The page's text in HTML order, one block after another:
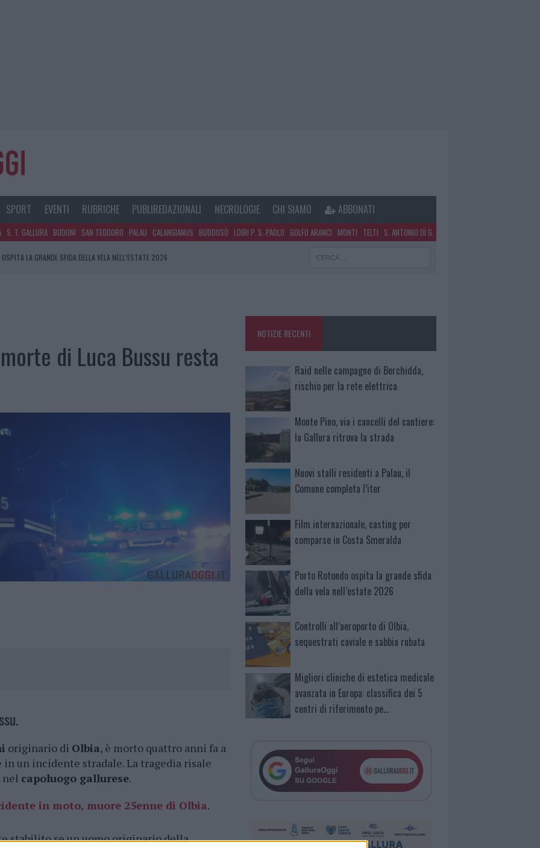
SPORT EVENTI RUBRICHE PUBLIREDAZIONALI NECROLOGIE CHI SIAMO ABBONATI
S. T. GALLURA BUDONI SAN TEODORO PALAU CALANGIANUS BUDDUSÒ LOIRI P. S. PAOLO GOLFO ARANCI MONTI TELTI S. ANTONIO DI G.
LA GRANDE SFIDA DELLA VELA NELL’ESTATE 2026
di Luca Bussu resta
originario di Olbia, è morto quattro anni fa a
un incidente stradale. La tragedia risale
nel capoluogo gallurese.
in moto, muore 25enne di Olbia.
stabilito se un uomo originario della
NOTIZIE RECENTI
Raid nelle campagne di Berchidda,
rischio per la rete elettrica
Monte Pino, via i cancelli del cantiere:
la Gallura ritrova la strada
Nuovi stalli residenti a Palau, il
Comune completa l’iter
Film internazionale, casting per
comparse in Costa Smeralda
Porto Rotondo ospita la grande sfida
della vela nell’estate 2026
Controlli all’aeroporto di Olbia,
sequestrati caviale e sabbia rubata
Migliori cliniche di estetica medicale
avanzata in Europa: classifica dei 5
centri di riferimento pe…